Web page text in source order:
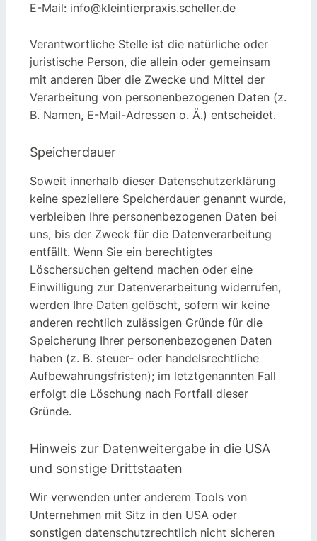
E-Mail: info@kleintierpraxis.scheller.de
Verantwortliche Stelle ist die natürliche oder
juristische Person, die allein oder gemeinsam
mit anderen über die Zwecke und Mittel der
Verarbeitung von personenbezogenen Daten (z.
B. Namen, E-Mail-Adressen o. Ä.) entscheidet.
Speicherdauer
Soweit innerhalb dieser Datenschutzerklärung
keine speziellere Speicherdauer genannt wurde,
verbleiben Ihre personenbezogenen Daten bei
uns, bis der Zweck für die Datenverarbeitung
entfällt. Wenn Sie ein berechtigtes
Löschersuchen geltend machen oder eine
Einwilligung zur Datenverarbeitung widerrufen,
werden Ihre Daten gelöscht, sofern wir keine
anderen rechtlich zulässigen Gründe für die
Speicherung Ihrer personenbezogenen Daten
haben (z. B. steuer- oder handelsrechtliche
Aufbewahrungsfristen); im letztgenannten Fall
erfolgt die Löschung nach Fortfall dieser
Gründe.
Hinweis zur Datenweitergabe in die USA
und sonstige Drittstaaten
Wir verwenden unter anderem Tools von
Unternehmen mit Sitz in den USA oder
sonstigen datenschutzrechtlich nicht sicheren